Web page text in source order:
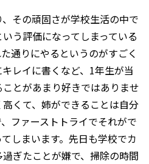
その頑固さが学校生活の中で
う評価になってしまっている
通りにやるというのがすごく
レイに書くなど、1年生が当
とがあまり好きではありませ
くて、姉ができることは自分
ファーストトライでそれがで
しまいます。先日も学校でカ
ぎたことが嫌で、掃除の時間